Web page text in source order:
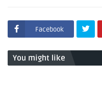
Facebook
You might like